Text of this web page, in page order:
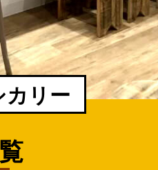
カリー